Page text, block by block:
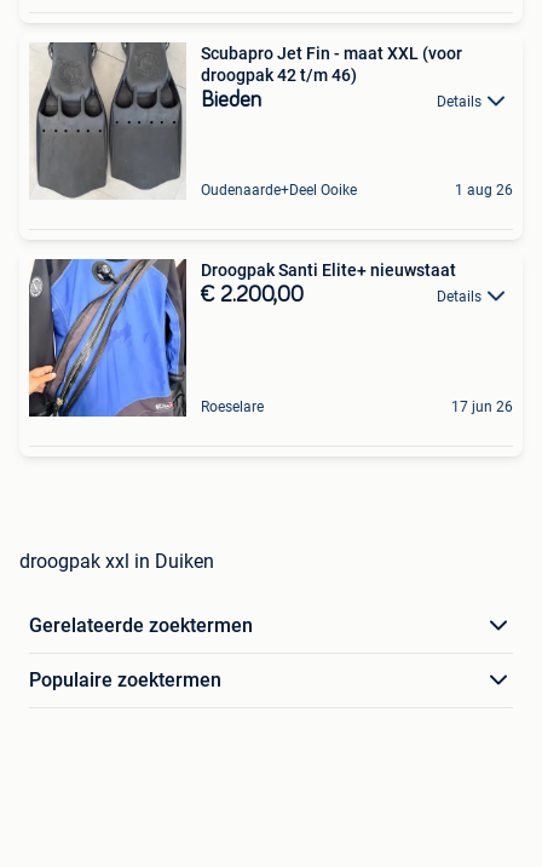
Scubapro Jet Fin - maat XXL (voor
droogpak 42 t/m 46)
Bieden Details
Oudenaarde+Deel Ooike 1 aug 26
Droogpak Santi Elite+ nieuwstaat
€ 2.200,00 Details
Roeselare 17 jun 26
droogpak xxl in Duiken
Gerelateerde zoektermen
Populaire zoektermen